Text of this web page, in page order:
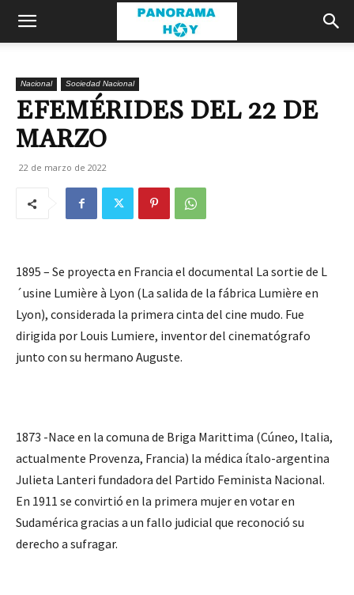
Nacional Sociedad Nacional
EFEMÉRIDES DEL 22 DE
MARZO
22 de marzo de 2022
1895 – Se proyecta en Francia el documental La sortie de L
´usine Lumière à Lyon (La salida de la fábrica Lumière en
Lyon), considerada la primera cinta del cine mudo. Fue
dirigida por Louis Lumiere, inventor del cinematógrafo
junto con su hermano Auguste.
1873 -Nace en la comuna de Briga Marittima (Cúneo, Italia,
actualmente Provenza, Francia) la médica ítalo-argentina
Julieta Lanteri fundadora del Partido Feminista Nacional.
En 1911 se convirtió en la primera mujer en votar en
Sudamérica gracias a un fallo judicial que reconoció su
derecho a sufragar.